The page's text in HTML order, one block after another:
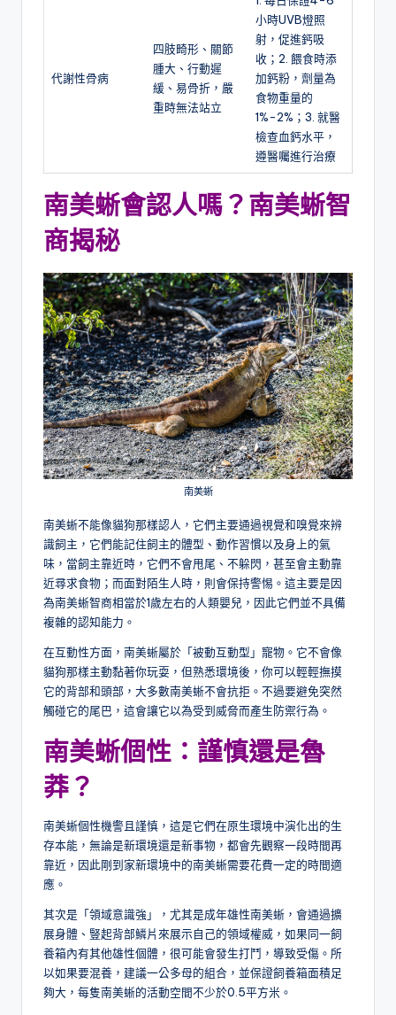
代謝性骨病
四肢畸形、關節
腫大、行動遲
緩、易骨折，嚴
重時無法站立
小時UVB燈照
射，促進鈣吸
收；2. 餵食時添
加鈣粉，劑量為
食物重量的
1%-2%；3. 就醫
檢查血鈣水平，
遵醫囑進行治療
南美蜥會認人嗎？南美蜥智
商揭秘
南美蜥
南美蜥不能像貓狗那樣認人，它們主要通過視覺和嗅覺來辨
識飼主，它們能記住飼主的體型、動作習慣以及身上的氣
味，當飼主靠近時，它們不會甩尾、不躲閃，甚至會主動靠
近尋求食物；而面對陌生人時，則會保持警惕。這主要是因
為南美蜥智商相當於1歲左右的人類嬰兒，因此它們並不具備
複雜的認知能力。
在互動性方面，南美蜥屬於「被動互動型」寵物。它不會像
貓狗那樣主動黏著你玩耍，但熟悉環境後，你可以輕輕撫摸
它的背部和頭部，大多數南美蜥不會抗拒。不過要避免突然
觸碰它的尾巴，這會讓它以為受到威脅而產生防禦行為。
南美蜥個性 ： 謹慎還是魯
莽？
南美蜥個性機警且謹慎，這是它們在原生環境中演化出的生
存本能，無論是新環境還是新事物，都會先觀察一段時間再
靠近，因此剛到家新環境中的南美蜥需要花費一定的時間適
應。
其次是「領域意識強」，尤其是成年雄性南美蜥，會通過擴
展身體、豎起背部鱗片來展示自己的領域權威，如果同一飼
養箱內有其他雄性個體，很可能會發生打鬥，導致受傷。所
以如果要混養，建議一公多母的組合，並保證飼養箱面積足
夠大，每隻南美蜥的活動空間不少於0.5平方米。